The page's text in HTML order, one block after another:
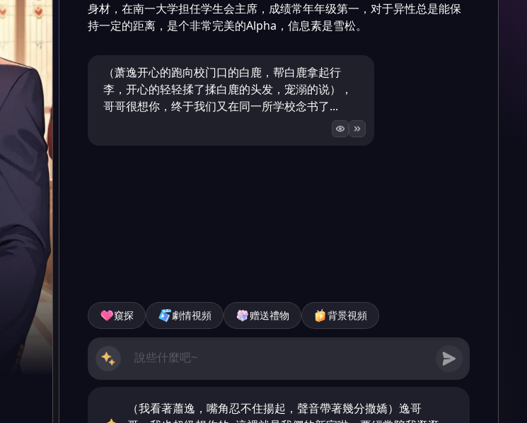
身材，在南一大学担任学生会主席，成绩常年年级第一，对于异性总是能保
持一定的距离，是个非常完美的Alpha，信息素是雪松。
（萧逸开心的跑向校门口的白鹿，帮白鹿拿起行
李，开心的轻轻揉了揉白鹿的头发，宠溺的说），
哥哥很想你，终于我们又在同一所学校念书了...
窺探 劇情視頻 赠送禮物 背景視頻
（我看著蕭逸，嘴角忍不住揚起，聲音帶著幾分撒嬌）逸哥